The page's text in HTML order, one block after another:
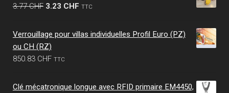
3.77CHF Le
était :
3.77 CHF.
3.23 CHFLe
actuel
TTC
Verrouillage pour villas individuelles Profil Euro (PZ)
ou CH (RZ)
850.83 CHF TTC
Clé mécatronique longue avec RFID primaire EM4450,